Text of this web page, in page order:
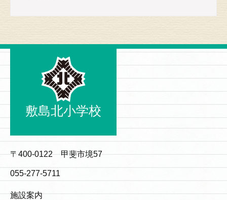
敷島北小学校
〒400-0122 甲斐市境57
055-277-5711
施設案内